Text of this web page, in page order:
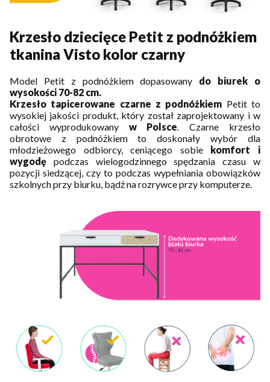
Krzesło dziecięce Petit z podnóżkiem
tkanina Visto kolor czarny
Model Petit z podnóżkiem dopasowany do biurek o
wysokości 70-82 cm.
Krzesło tapicerowane czarne z podnóżkiem Petit to
wysokiej jakości produkt, który został zaprojektowany i w
całości wyprodukowany w Polsce . Czarne krzesło
obrotowe z podnóżkiem to doskonały wybór dla
młodzieżowego odbiorcy, ceniącego sobie komfort i
wygodę podczas wielogodzinnego spędzania czasu w
pozycji siedzącej, czy to podczas wypełniania obowiązków
szkolnych przy biurku, bądź na rozrywce przy komputerze.